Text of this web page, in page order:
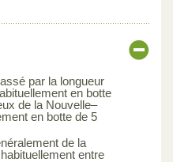
par la longueur
en botte
de la Nouvelle–
en botte de 5
de la
entre